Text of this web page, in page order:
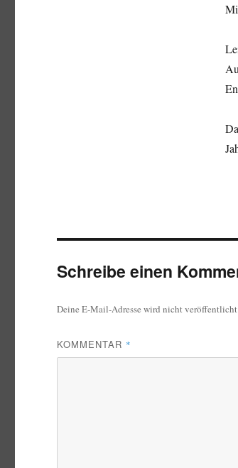
Schreibe einen
Deine E-Mail-Adresse wird nicht
KOMMENTAR *